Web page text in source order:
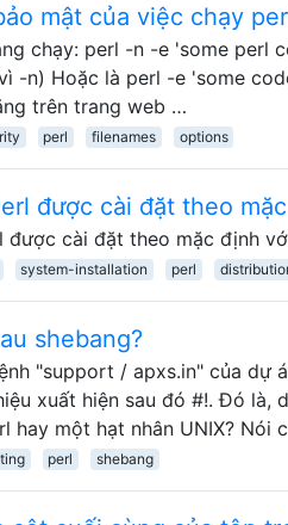
mật của việc chạy
chạy: perl -n -e 'some perl
-n) Hoặc là perl -e 'some
trên trang web …
perl filenames options
được cài đặt theo
được cài đặt theo mặc định
system-installation perl
shebang?
"support / apxs.in" của dự
xuất hiện sau đó #!. Đó là,
hay một hạt nhân UNIX? Nói
perl shebang